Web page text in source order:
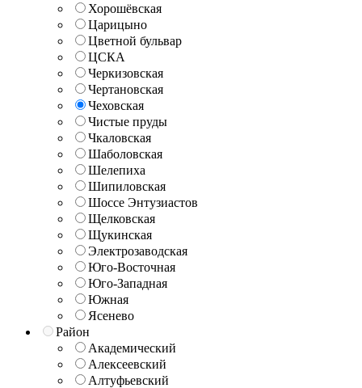
Хорошёвская
Царицыно
Цветной бульвар
ЦСКА
Черкизовская
Чертановская
Чеховская
Чистые пруды
Чкаловская
Шаболовская
Шелепиха
Шипиловская
Шоссе Энтузиастов
Щелковская
Щукинская
Электрозаводская
Юго-Восточная
Юго-Западная
Южная
Ясенево
Район
Академический
Алексеевский
Алтуфьевский